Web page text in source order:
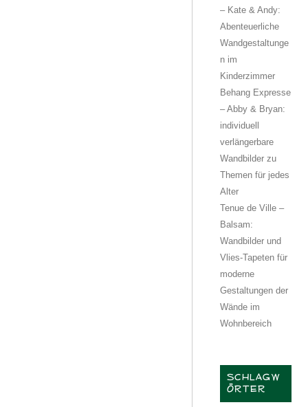
– Kate & Andy:
Abenteuerliche
Wandgestaltunge
n im
Kinderzimmer
Behang Expresse
– Abby & Bryan:
individuell
verlängerbare
Wandbilder zu
Themen für jedes
Alter
Tenue de Ville –
Balsam:
Wandbilder und
Vlies-Tapeten für
moderne
Gestaltungen der
Wände im
Wohnbereich
SCHLAGW
ÖRTER